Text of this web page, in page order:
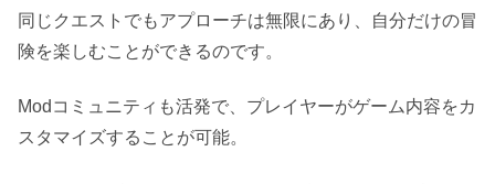
同じクエストでもアプローチは無限にあり、自分だけの冒
険を楽しむことができるのです。
Modコミュニティも活発で、プレイヤーがゲーム内容をカ
スタマイズすることが可能。